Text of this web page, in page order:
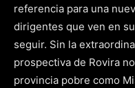
referencia para una
dirigentes que ven en
seguir. Sin la
prospectiva de Rovira
provincia pobre como